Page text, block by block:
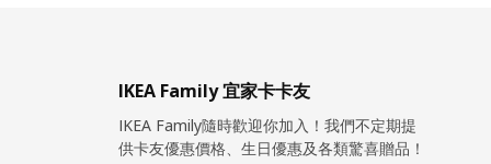
IKEA Family 宜家卡卡友
IKEA Family隨時歡迎你加入！我們不定期提
供卡友優惠價格、生日優惠及各類驚喜贈品！